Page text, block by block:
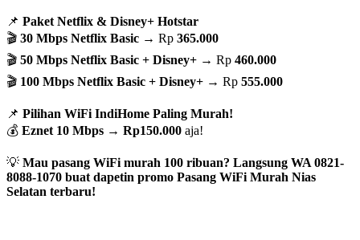
📌 Paket Netflix & Disney+ Hotstar
🎬 30 Mbps Netflix Basic → Rp 365.000
🎬 50 Mbps Netflix Basic + Disney+ → Rp 460.000
🎬 100 Mbps Netflix Basic + Disney+ → Rp 555.000
📌 Pilihan WiFi IndiHome Paling Murah!
💰 Eznet 10 Mbps → Rp150.000 aja!
💡 Mau pasang WiFi murah 100 ribuan? Langsung WA 0821-
8088-1070 buat dapetin promo Pasang WiFi Murah Nias
Selatan terbaru!